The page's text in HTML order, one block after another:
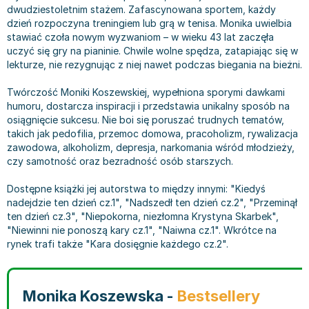
Bajki wiersze
Do kolorowania i naklejania
Kontrastowe obrazki
Kreatywne / Aktywizujące
Podręczniki szkolne
Edukacja przedszkolna
Liceum, Technikum
Szkoła podstawowa
Szkoła zawodowa
Książki: finanse, księgowość, bankowość
Książki o gospodarce
Inne
Książki o marketingu
Historia - książki
Archeologia - książki
Historia Polski - książki
Historia świata - książki
Książki militarne
Książki: Prawo
Inne
Książki: Prawo administracyjne
Książki: Prawo karne
Książki: pamiętniki, dzienniki i listy
Wywiady, wspomnienia - książki
Komiksy
Komiksy dla dorosłych
Komiksy dla młodzieży
Komiksy obcojęzyczne
Fantastyka, horror - książki
Książki fantasy
Science Fiction - książki
Książki kryminały
Książki z poezją, aforyzmami i dramaty
Książki dramaty
Książki o sztuce
Liceum i technikum
Podręczniki do 1 klasy liceum i technikum
Podręczniki do 2 klasy liceum i technikum
Podręczniki do 3 klasy liceum i technikum
Podręczniki do szkoły zawodowej
Podręczniki do 1 klasy szkoły zawodowej
Podręczniki do 2 klasy szkoły zawodowej
Podręczniki do 3 klasy szkoły zawodowej
Książki dla dzieci do 2 lat
Książki: bajki dla dzieci do 2 lat
Do kąpieli i zabawy
Kolorowanki i książki do naklejania do 2 lat
Poznawanie świata dla dzieci do 2 lat - książki
Książki o sportowcach
Książki: Turystyka i podróże
Albumy krajoznawcze
Albumy krajoznawcze - Polska
Atlasy
Atlasy - Polska
Atlasy - świat
Globusy
Mapy - Polska
Mapy - Świat
Przewodniki turystyczne
Przewodniki turystyczne - Polska
Książki: Rodzina, związki
Julian Tuwim
Bracia Grimm
Stephen King
Tanya Valko
Jan Brzechwa
E. L. James
Virginia C. Andrews
Waldemar Łysiak
Camilla Läckberg
Jan Kochanowski
Henning Mankell
Beata Pawlikowska
Bear Grylls
dwudziestoletnim stażem. Zafascynowana sportem, każdy
dzień rozpoczyna treningiem lub grą w tenisa. Monika uwielbia
stawiać czoła nowym wyzwaniom – w wieku 43 lat zaczęła
uczyć się gry na pianinie. Chwile wolne spędza, zatapiając się w
lekturze, nie rezygnując z niej nawet podczas biegania na bieżni.
Twórczość Moniki Koszewskiej, wypełniona sporymi dawkami
humoru, dostarcza inspiracji i przedstawia unikalny sposób na
osiągnięcie sukcesu. Nie boi się poruszać trudnych tematów,
takich jak pedofilia, przemoc domowa, pracoholizm, rywalizacja
zawodowa, alkoholizm, depresja, narkomania wśród młodzieży,
czy samotność oraz bezradność osób starszych.
Dostępne książki jej autorstwa to między innymi: "Kiedyś
nadejdzie ten dzień cz.1", "Nadszedł ten dzień cz.2", "Przeminął
ten dzień cz.3", "Niepokorna, niezłomna Krystyna Skarbek",
"Niewinni nie ponoszą kary cz.1", "Naiwna cz.1". Wkrótce na
rynek trafi także "Kara dosięgnie każdego cz.2".
Monika Koszewska - Bestsellery